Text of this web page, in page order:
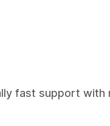
fast support with